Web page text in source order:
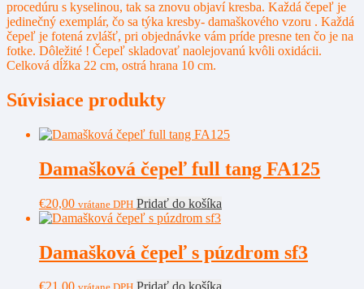
procedúru s kyselinou, tak sa znovu objaví kresba. Každá čepeľ je
jedinečný exemplár, čo sa týka kresby- damaškového vzoru . Každá
čepeľ je fotená zvlášť, pri objednávke vám príde presne ten čo je na
fotke. Dôležité ! Čepeľ skladovať naolejovanú kvôli oxidácii.
Celková dĺžka 22 cm, ostrá hrana 10 cm.
Súvisiace produkty
Damašková čepeľ full tang FA125
€20,00 vrátane DPH Pridať do košíka
Damašková čepeľ s púzdrom sf3